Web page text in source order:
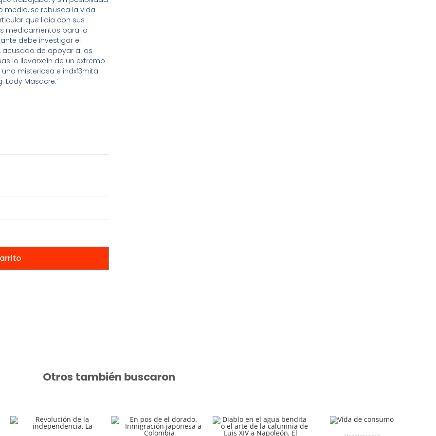
medio, se rebusca la vida
que lidia con sus
medicamentos para la
debe investigar el
acusado de apoyar a los
lo llevarxe1n de un extremo
misteriosa e indxf3mita
Lady Masacre.’
Otros también buscaron